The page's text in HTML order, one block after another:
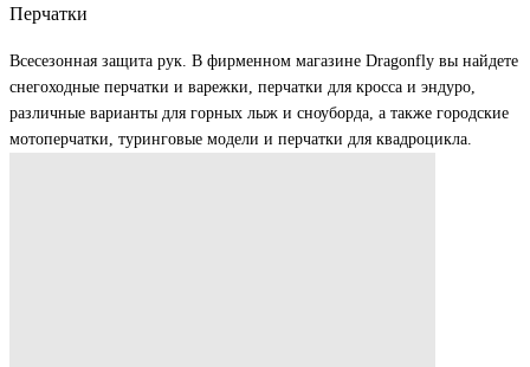
Перчатки
Всесезонная защита рук. В фирменном магазине Dragonfly вы найдете
снегоходные перчатки и варежки, перчатки для кросса и эндуро,
различные варианты для горных лыж и сноуборда, а также городские
мотоперчатки, туринговые модели и перчатки для квадроцикла.